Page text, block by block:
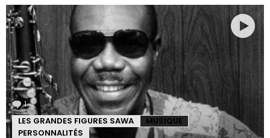
1 Comment
LES GRANDES FIGURES SAWA
MUSIQUE
PERSONNALITÉS